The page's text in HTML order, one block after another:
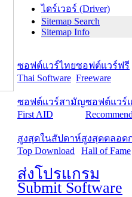
ไดร์เวอร์ (Driver)
Sitemap Search
Sitemap Info
ซอฟต์แวร์ไทย
Thai Software
ซอฟต์แวร์ฟรี
Freeware
ซอฟต์แวร์สามัญ
First AID
ซอฟต์แวร์
สูงสุดในสัปดาห์
Top Download
สูงสุดตลอด
Hall of Fame
ส่งโปรแกรม
Submit Software